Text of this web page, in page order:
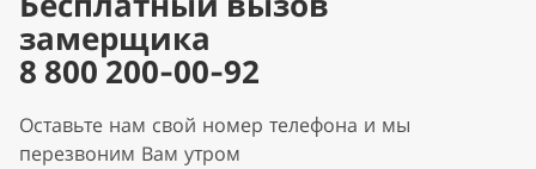
замерщика
8 800 200-00-92
Оставьте нам свой номер телефона и мы
перезвоним Вам утром